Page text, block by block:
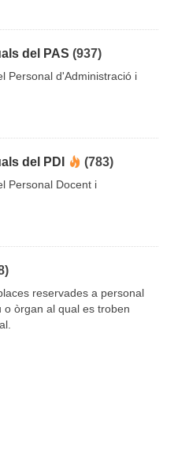
del PAS (937)
Personal d'Administració i
del PDI (783)
Personal Docent i
reservades a personal
òrgan al qual es troben